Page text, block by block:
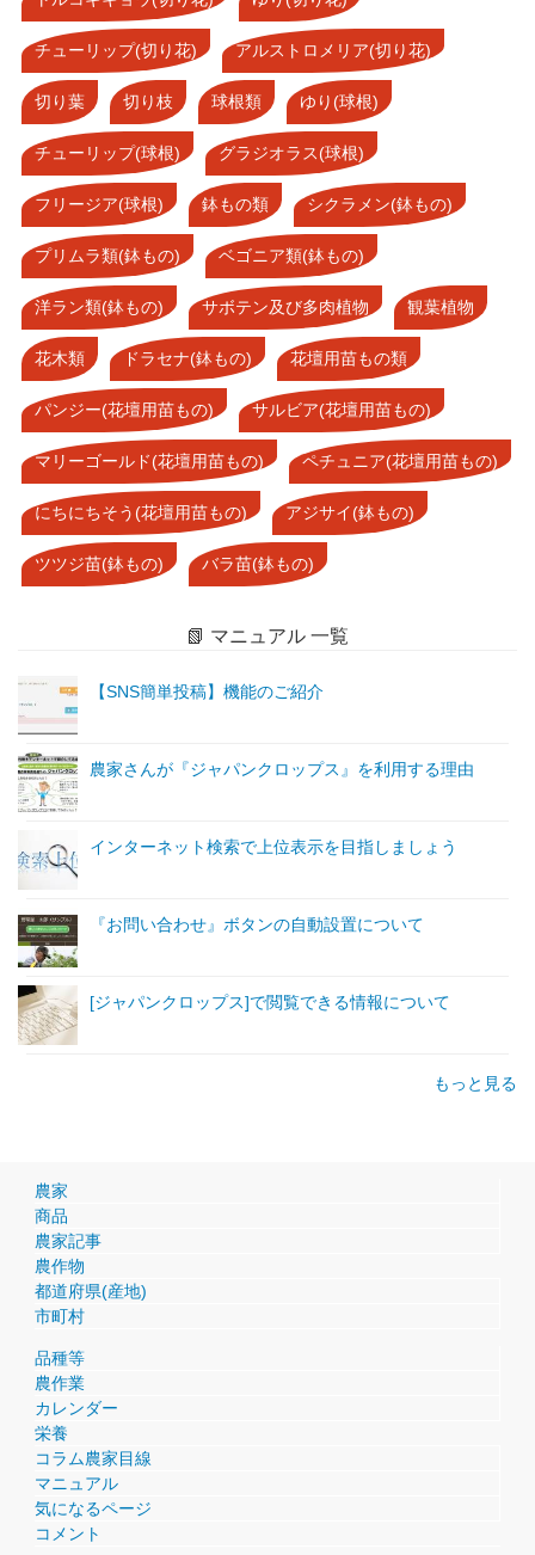
チューリップ(切り花) アルストロメリア(切り花)
切り葉 切り枝 球根類 ゆり(球根)
チューリップ(球根) グラジオラス(球根)
フリージア(球根) 鉢もの類 シクラメン(鉢もの)
プリムラ類(鉢もの) ベゴニア類(鉢もの)
洋ラン類(鉢もの) サボテン及び多肉植物 観葉植物
花木類 ドラセナ(鉢もの) 花壇用苗もの類
パンジー(花壇用苗もの) サルビア(花壇用苗もの)
マリーゴールド(花壇用苗もの) ペチュニア(花壇用苗もの)
にちにちそう(花壇用苗もの) アジサイ(鉢もの)
ツツジ苗(鉢もの) バラ苗(鉢もの)
📗 マニュアル 一覧
【SNS簡単投稿】機能のご紹介
農家さんが『ジャパンクロップス』を利用する理由
インターネット検索で上位表示を目指しましょう
『お問い合わせ』ボタンの自動設置について
[ジャパンクロップス]で閲覧できる情報について
もっと見る
農家
商品
農家記事
農作物
都道府県(産地)
市町村
品種等
農作業
カレンダー
栄養
コラム農家目線
マニュアル
気になるページ
コメント